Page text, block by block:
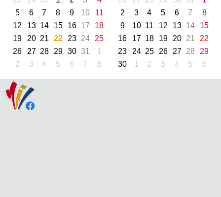
5
6 7 8 9 10
11
12
13 14 15 16 17
18
19
20 21 22 23 24
25
26
27 28 29 30 31
1
2
3 4 5 6 7 8
2
3 4 5 6 7
8
9
10 11 12 13 14
15
16
17 18 19 20 21
22
23
24 25 26 27 28
29
30
1 2 3 4 5 6